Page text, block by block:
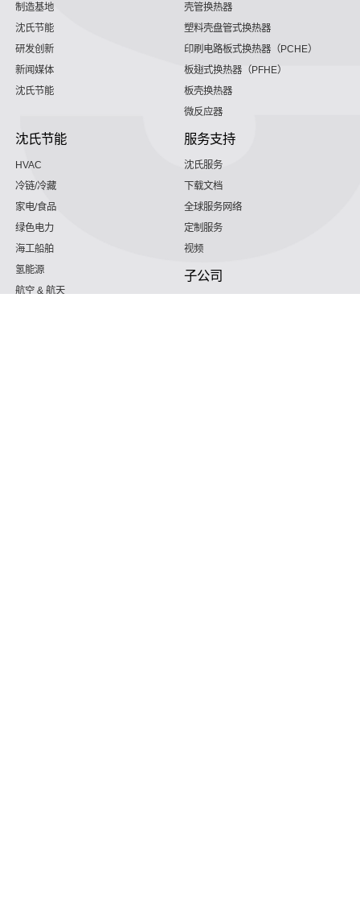
制造基地
沈氏节能
研发创新
新闻媒体
沈氏节能
壳管换热器
塑料壳盘管式换热器
印刷电路板式换热器（PCHE）
板翅式换热器（PFHE）
板壳换热器
微反应器
沈氏节能
HVAC
冷链/冷藏
家电/食品
绿色电力
海工船舶
氢能源
航空 & 航天
服务支持
沈氏服务
下载文档
全球服务网络
定制服务
视频
子公司